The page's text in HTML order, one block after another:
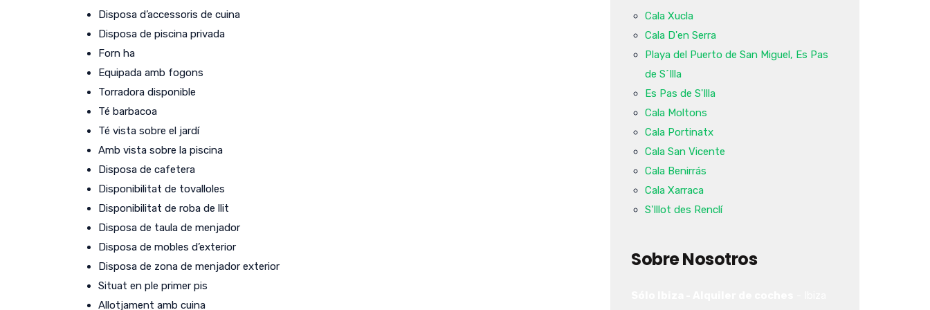
Disposa d’accessoris de cuina
Disposa de piscina privada
Forn ha
Equipada amb fogons
Torradora disponible
Té barbacoa
Té vista sobre el jardí
Amb vista sobre la piscina
Disposa de cafetera
Disponibilitat de tovalloles
Disponibilitat de roba de llit
Disposa de taula de menjador
Disposa de mobles d’exterior
Disposa de zona de menjador exterior
Situat en ple primer pis
Allotjament amb cuina
Cala Xucla
Cala D'en Serra
Playa del Puerto de San Miguel, Es Pas
de S´Illa
Es Pas de S'Illa
Cala Moltons
Cala Portinatx
Cala San Vicente
Cala Benirrás
Cala Xarraca
S'Illot des Renclí
Sobre Nosotros